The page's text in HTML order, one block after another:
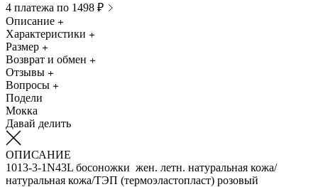
4 платежа по 1498 ₽
Описание
Характеристики
Размер
Возврат и обмен
Отзывы
Вопросы
Подели
Мокка
Давай делить
ОПИСАНИЕ
1013-3-1N43L босоножки жен. летн. натуральная кожа/
натуральная кожа/ТЭП (термоэластопласт) розовый